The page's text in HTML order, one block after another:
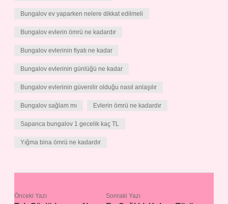
Bungalov ev yaparken nelere dikkat edilmeli
Bungalov evlerin ömrü ne kadardır
Bungalov evlerinin fiyatı ne kadar
Bungalov evlerinin günlüğü ne kadar
Bungalov evlerinin güvenilir olduğu nasıl anlaşılır
Bungalov sağlam mı Evlerin ömrü ne kadardır
Sapanca bungalov 1 gecelik kaç TL
Yığma bina ömrü ne kadardır
Önceki Yazı Sonraki Yazı